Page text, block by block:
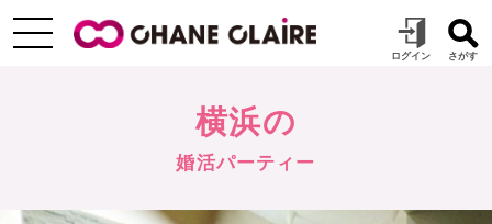
横浜の
婚活パーティー